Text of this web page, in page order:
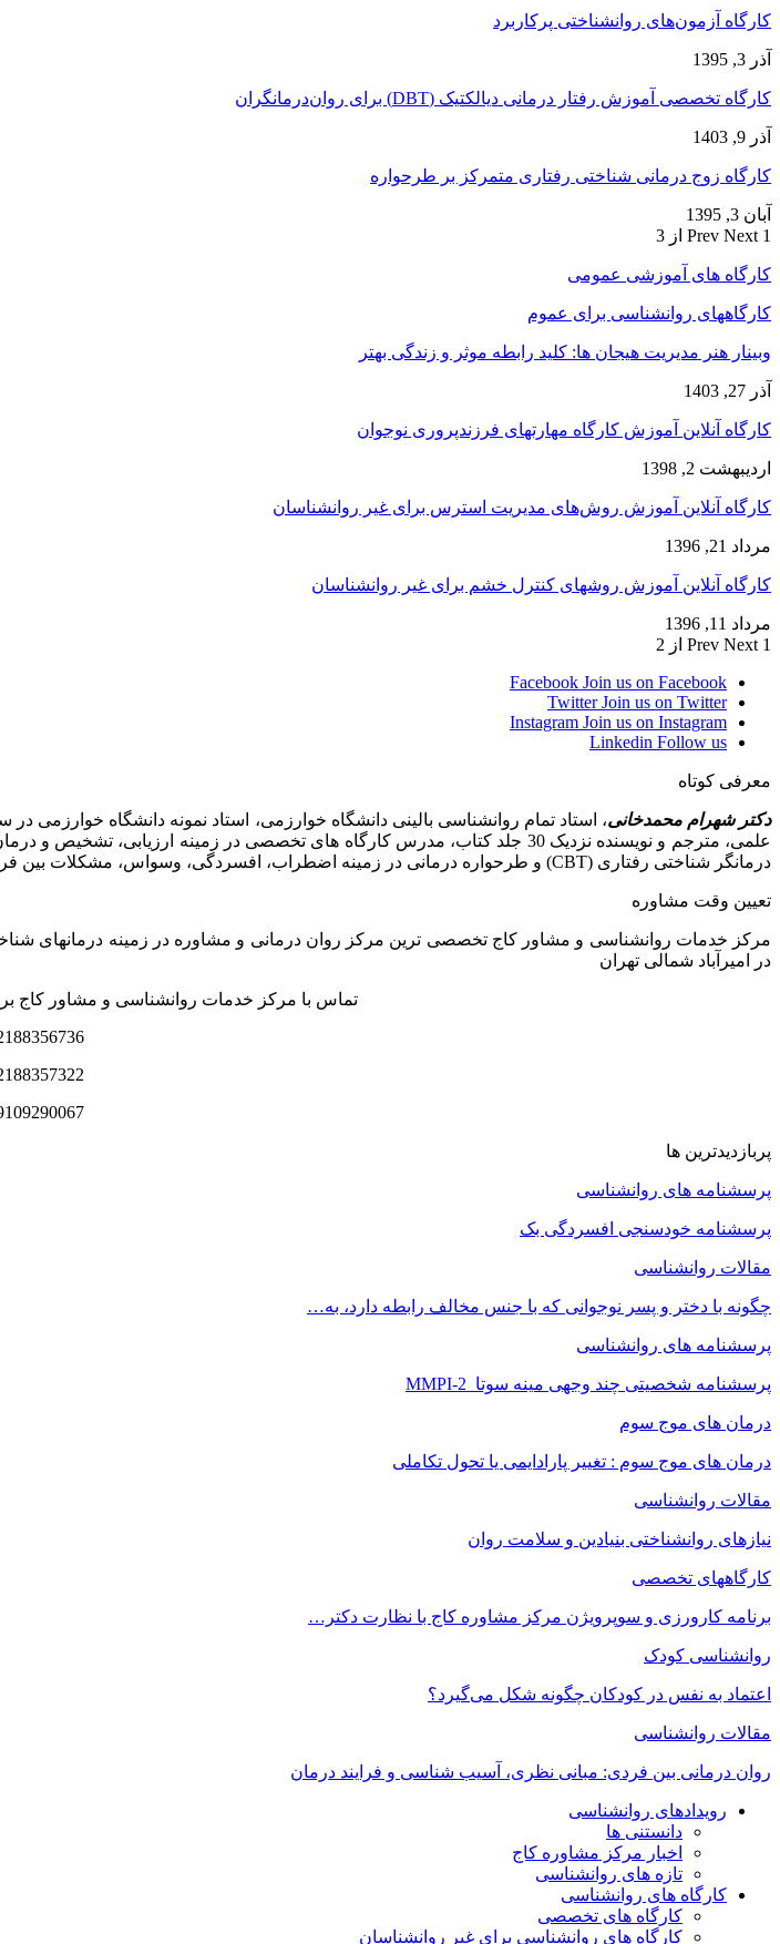
کارگاه آزمون‌های روانشناختی پرکاربرد
آذر 3, 1395
کارگاه تخصصی آموزش رفتار درمانی دیالکتیک (DBT) برای روان‌درمانگران
آذر 9, 1403
کارگاه زوج‌ درمانی شناختی رفتاری متمرکز بر طرحواره
آبان 3, 1395
Prev Next 1 از 3
کارگاه های آموزشی عمومی
کارگاههای روانشناسی برای عموم
وبینار هنر مدیریت هیجان ها: کلید رابطه موثر و زندگی بهتر
آذر 27, 1403
کارگاه آنلاین آموزش کارگاه مهارتهای فرزندپروری نوجوان
اردیبهشت 2, 1398
کارگاه آنلاین آموزش روش‌های مدیریت استرس برای غیر روانشناسان
مرداد 21, 1396
کارگاه آنلاین آموزش روشهای کنترل خشم برای غیر روانشناسان
مرداد 11, 1396
Prev Next 1 از 2
Facebook Join us on Facebook
Twitter Join us on Twitter
Instagram Join us on Instagram
Linkedin Follow us
معرفی کوتاه
دکتر شهرام محمدخانی
علمی، مترجم و نویسنده نزدیک 30 جلد کتاب، مدرس کارگاه­ های تخصصی در زمینه
درمانگر شناختی رفتاری (CBT) و طرحواره درمانی در زمینه اضطراب، افسردگی، وسواس، مشکلات بین فردی و زناشویی و مشاوره پیش از ازدواج
تعیین وقت مشاوره
در امیرآباد شمالی تهران
تماس با مرکز خدمات روانشناسی و مشاور کاج
پربازدیدترین ها
پرسشنامه های روانشناسی
پرسشنامه خودسنجی افسردگی بک
مقالات روانشناسی
چگونه با دختر و پسر نوجوانی که با جنس مخالف رابطه دارد، به…
پرسشنامه های روانشناسی
پرسشنامه شخصیتی چند وجهی مینه سوتا MMPI-2
درمان های موج سوم
درمان های موج سوم : تغییر پارادایمی یا تحول تکاملی
مقالات روانشناسی
نیازهای روانشناختی بنیادین و سلامت روان
کارگاههای تخصصی
برنامه کارورزی و سوپرویژن مرکز مشاوره کاج با نظارت دکتر…
روانشناسی کودک
اعتماد به‌ نفس در کودکان چگونه شکل می‌گیرد؟
مقالات روانشناسی
روان درمانی بین فردی: مبانی نظری، آسیب شناسی و فرایند درمان
رویدادهای روانشناسی
دانستنی ها
اخبار مرکز مشاوره کاج
تازه های روانشناسی
کارگاه های روانشناسی
کارگاه های تخصصی
کارگاه های روانشناسی برای غیر روانشناسان